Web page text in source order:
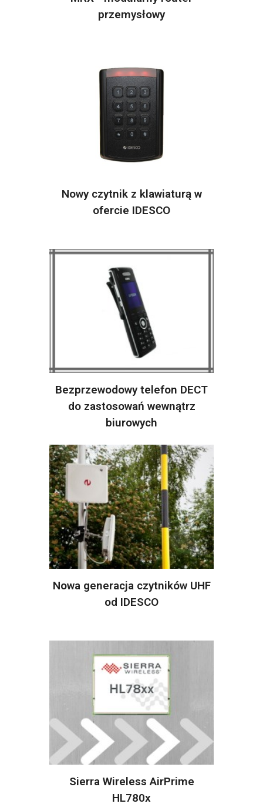
przemysłowy
Nowy czytnik z klawiaturą w
ofercie IDESCO
Bezprzewodowy telefon DECT
do zastosowań wewnątrz
biurowych
Nowa generacja czytników UHF
od IDESCO
Sierra Wireless AirPrime
HL780x